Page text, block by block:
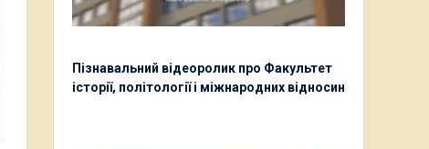
Пізнавальний відеоролик про Факультет
історії, політології і міжнародних відносин